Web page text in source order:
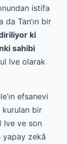
istifa
Tan’ın bir
ki
sahibi
Ive olarak
efsanevi
kurulan bir
Ive ve son
zekâ